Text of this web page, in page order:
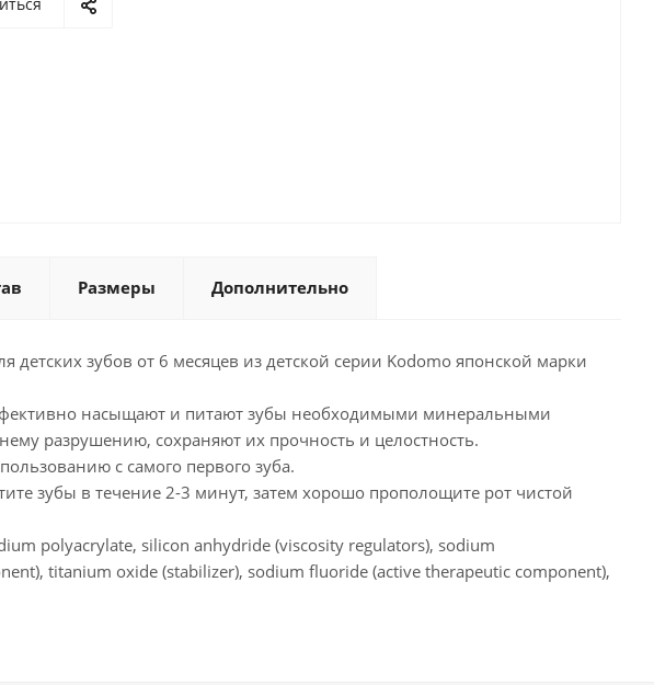
Размеры Дополнительно
детских зубов от 6 месяцев из детской серии Kodomo японской марки
насыщают и питают зубы необходимыми минеральными
разрушению, сохраняют их прочность и целостность.
с самого первого зуба.
зубы в течение 2-3 минут, затем хорошо прополощите рот чистой
polyacrylate, silicon anhydride (viscosity regulators), sodium
titanium oxide (stabilizer), sodium fluoride (active therapeutic component),